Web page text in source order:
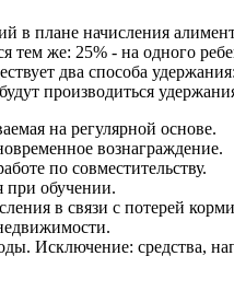
в плане начисления
тем же: 25% - на одного
два способа
производиться
на регулярной основе.
вознаграждение.
по совместительству.
при обучении.
в связи с потерей
Исключение: средства,